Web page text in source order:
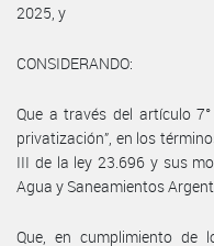
2025, y
CONSIDERANDO:
Que a través del artículo
privatización”, en los
III de la ley 23.696 y sus
Agua y Saneamientos
Que, en cumplimiento